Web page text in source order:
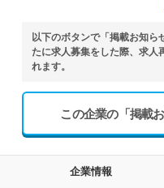
以下のボタンで「掲載お知ら
たに求人募集をした際、求人
れます。
この企業の「掲載
企業情報